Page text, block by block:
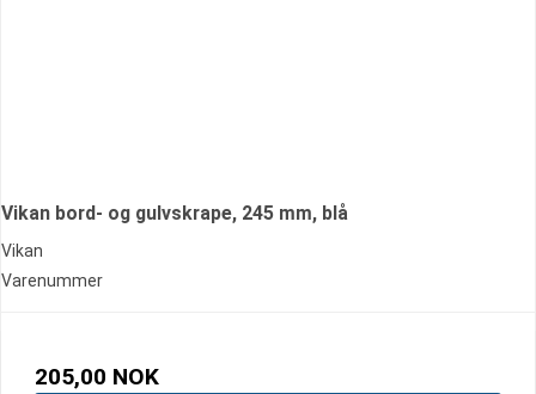
Vikan bord- og gulvskrape, 245 mm, blå
Vikan
Varenummer
205,00 NOK